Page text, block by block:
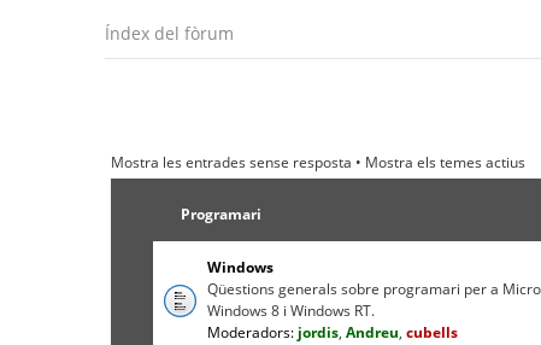
Índex del fòrum
Mostra les entrades sense resposta • Mostra els temes actius
Programari
Windows
Qüestions generals sobre programari per a
Windows 8 i Windows RT.
Moderadors: jordis, Andreu, cubells